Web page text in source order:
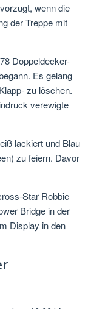
wenn die
der Treppe mit
Doppeldecker-
Es gelang
zu löschen.
verewigte
lackiert und Blau
zu feiern. Davor
Star Robbie
Bridge in der
Display in den